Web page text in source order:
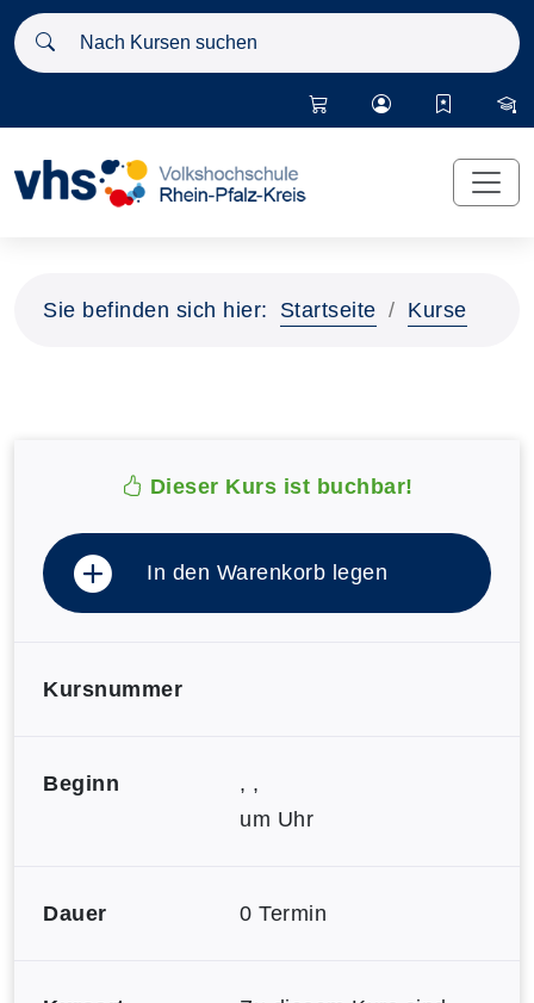
Nach Kursen suchen
Sie befinden sich hier: Startseite Kurse
Dieser Kurs ist buchbar!
In den Warenkorb legen
Kursnummer
Beginn
, ,
um Uhr
Dauer 0 Termin